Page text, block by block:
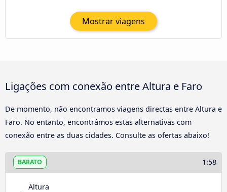
Mostrar viagens
Ligações com conexão entre Altura e Faro
De momento, não encontramos viagens directas entre Altura e
Faro. No entanto, encontrámos estas alternativas com
conexão entre as duas cidades. Consulte as ofertas abaixo!
BARATO 1:58
Altura